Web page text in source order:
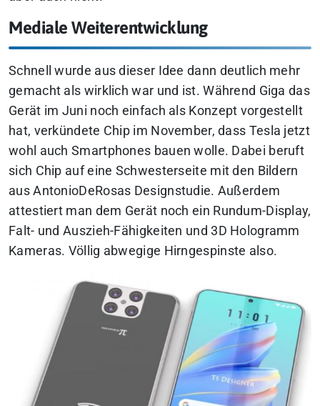
Mediale Weiterentwicklung
Schnell wurde aus dieser Idee dann deutlich mehr
gemacht als wirklich war und ist. Während Giga das
Gerät im Juni noch einfach als Konzept vorgestellt
hat, verkündete Chip im November, dass Tesla jetzt
wohl auch Smartphones bauen wolle. Dabei beruft
sich Chip auf eine Schwesterseite mit den Bildern
aus AntonioDeRosas Designstudie. Außerdem
attestiert man dem Gerät noch ein Rundum-Display,
Falt- und Auszieh-Fähigkeiten und 3D Hologramm
Kameras. Völlig abwegige Hirngespinste also.